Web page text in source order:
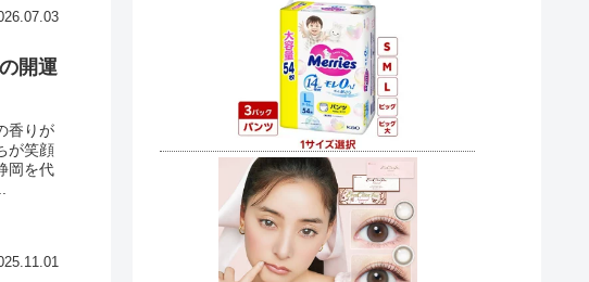
開運
香りが
が笑顔
岡を代